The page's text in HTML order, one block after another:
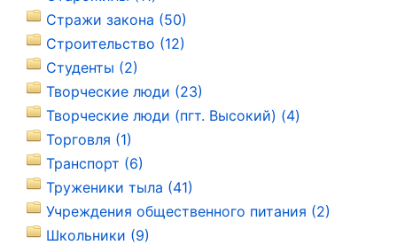
Стражи закона (50)
Строительство (12)
Студенты (2)
Творческие люди (23)
Творческие люди (пгт. Высокий) (4)
Торговля (1)
Транспорт (6)
Труженики тыла (41)
Учреждения общественного питания (2)
Школьники (9)